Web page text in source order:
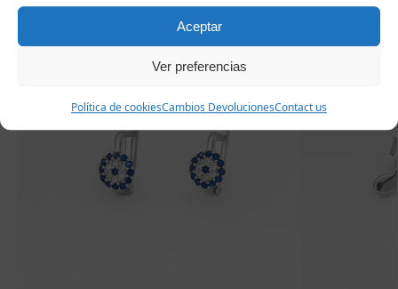
Aceptar
Ver preferencias
Política de cookiesCambios DevolucionesContact us